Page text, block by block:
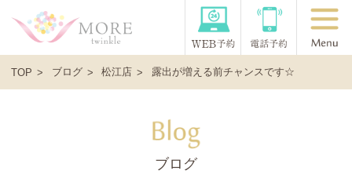
TOP ブログ 松江店 露出が増える前チャンスです☆
ブログ